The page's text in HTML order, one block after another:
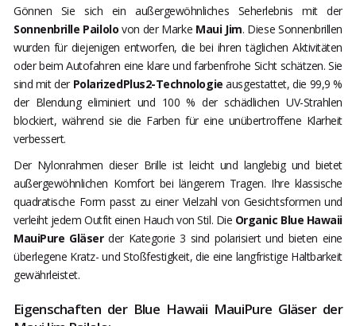
Gönnen Sie sich ein außergewöhnliches Seherlebnis mit der
Sonnenbrille Pailolo von der Marke Maui Jim. Diese Sonnenbrillen
wurden für diejenigen entworfen, die bei ihren täglichen Aktivitäten
oder beim Autofahren eine klare und farbenfrohe Sicht schätzen. Sie
sind mit der PolarizedPlus2-Technologie ausgestattet, die 99,9 %
der Blendung eliminiert und 100 % der schädlichen UV-Strahlen
blockiert, während sie die Farben für eine unübertroffene Klarheit
verbessert.
Der Nylonrahmen dieser Brille ist leicht und langlebig und bietet
außergewöhnlichen Komfort bei längerem Tragen. Ihre klassische
quadratische Form passt zu einer Vielzahl von Gesichtsformen und
verleiht jedem Outfit einen Hauch von Stil. Die Organic Blue Hawaii
MauiPure Gläserder Kategorie 3 sind polarisiert und bieten eine
überlegene Kratz- und Stoßfestigkeit, die eine langfristige Haltbarkeit
gewährleistet.
Eigenschaften der Blue Hawaii MauiPure Gläser der